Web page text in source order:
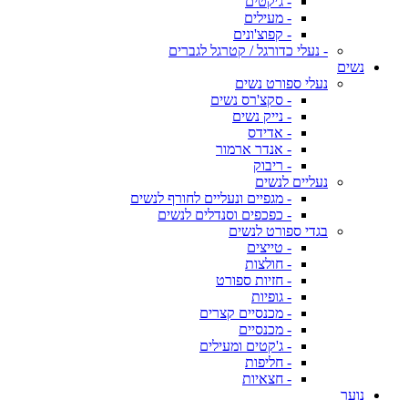
- מעילים
- קפוצ'ונים
- נעלי כדורגל / קטרגל לגברים
נשים
נעלי ספורט נשים
- סקצ'רס נשים
- נייק נשים
- אדידס
- אנדר ארמור
- ריבוק
נעליים לנשים
- מגפיים ונעליים לחורף לנשים
- כפכפים וסנדלים לנשים
בגדי ספורט לנשים
- טייצים
- חולצות
- חזיות ספורט
- גופיות
- מכנסיים קצרים
- מכנסיים
- ג'קטים ומעילים
- חליפות
- חצאיות
נוער